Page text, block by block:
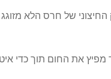
של חרס הלא
את החום תוך כדי